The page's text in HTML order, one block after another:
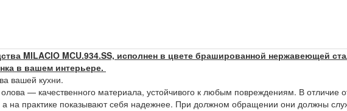
MILACIO MCU.934.SS, исполнен в цвете брашированной нержавеющей
в вашем интерьере.
вашей кухни.
— качественного материала, устойчивого к любым повреждениям. В отличие
на практике показывают себя надежнее. При должном обращении они должны